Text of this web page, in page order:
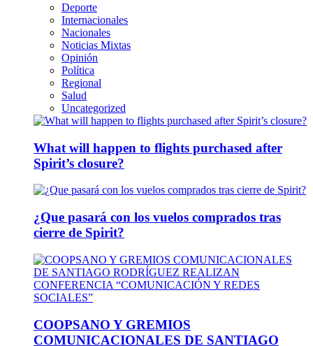
Deporte
Internacionales
Nacionales
Noticias Mixtas
Opinión
Política
Regional
Salud
Uncategorized
What will happen to flights purchased after
Spirit’s closure?
¿Que pasará con los vuelos comprados tras
cierre de Spirit?
COOPSANO Y GREMIOS
COMUNICACIONALES DE SANTIAGO